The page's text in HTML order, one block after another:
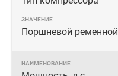
Поршневой ременной